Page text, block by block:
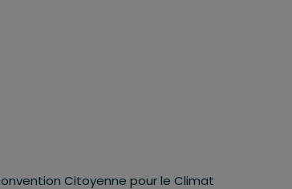
Citoyenne pour le Climat